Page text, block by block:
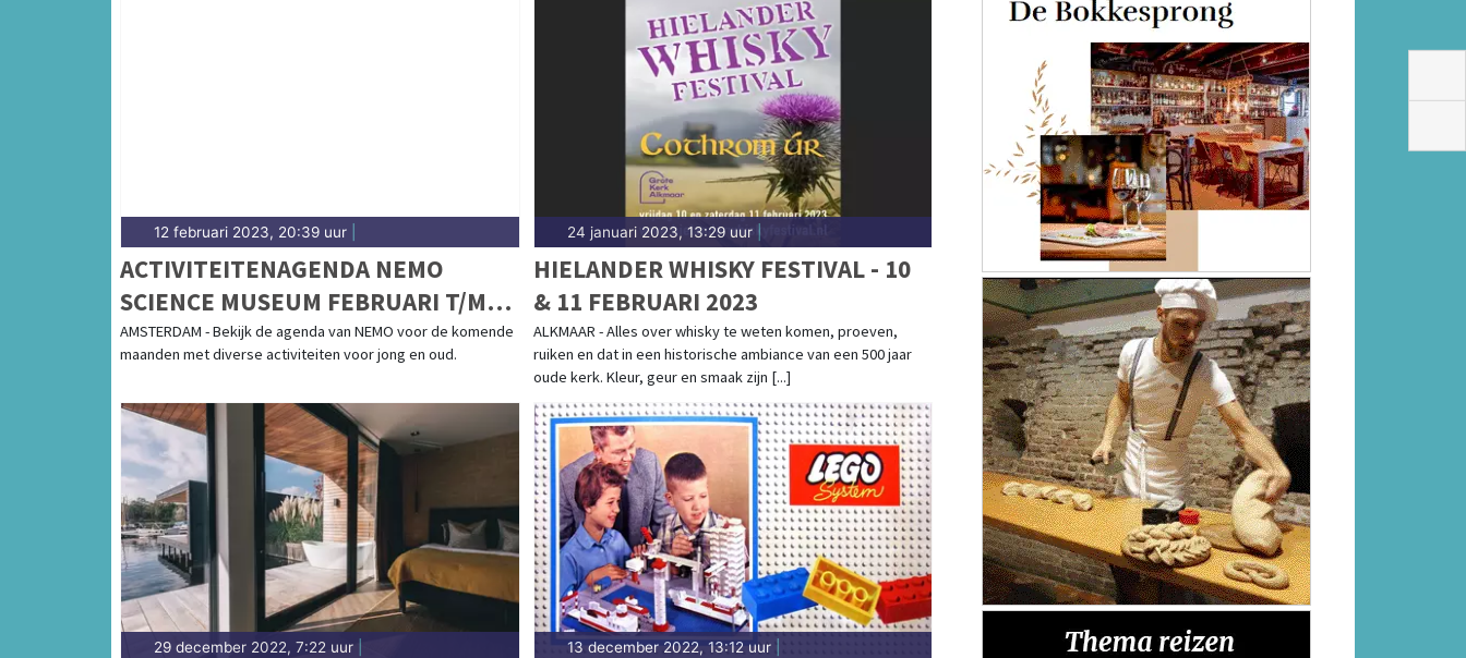
12 februari 2023, 20:39 uur
ACTIVITEITENAGENDA NEMO
SCIENCE MUSEUM FEBRUARI T/M
APRIL
AMSTERDAM - Bekijk de agenda van NEMO voor de komende
maanden met diverse activiteiten voor jong en oud.
24 januari 2023, 13:29 uur|
HIELANDER WHISKY FESTIVAL - 10
& 11 FEBRUARI 2023
ALKMAAR - Alles over whisky te weten komen, proeven,
ruiken en dat in een historische ambiance van een 500 jaar
oude kerk. Kleur, geur en smaak zijn [...]
29 december 2022, 7:22 uur 13 december 2022, 13:12 uur|